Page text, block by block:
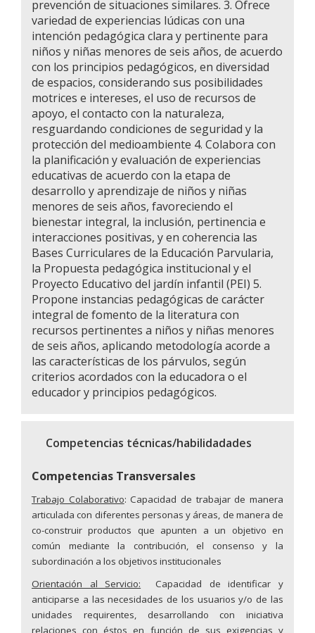
prevención de situaciones similares. 3. Ofrece
variedad de experiencias lúdicas con una
intención pedagógica clara y pertinente para
niños y niñas menores de seis años, de acuerdo
con los principios pedagógicos, en diversidad
de espacios, considerando sus posibilidades
motrices e intereses, el uso de recursos de
apoyo, el contacto con la naturaleza,
resguardando condiciones de seguridad y la
protección del medioambiente 4. Colabora con
la planificación y evaluación de experiencias
educativas de acuerdo con la etapa de
desarrollo y aprendizaje de niños y niñas
menores de seis años, favoreciendo el
bienestar integral, la inclusión, pertinencia e
interacciones positivas, y en coherencia las
Bases Curriculares de la Educación Parvularia,
la Propuesta pedagógica institucional y el
Proyecto Educativo del jardín infantil (PEI) 5.
Propone instancias pedagógicas de carácter
integral de fomento de la literatura con
recursos pertinentes a niños y niñas menores
de seis años, aplicando metodología acorde a
las características de los párvulos, según
criterios acordados con la educadora o el
educador y principios pedagógicos.
Competencias técnicas/habilidadades
Competencias Transversales
Trabajo Colaborativo: Capacidad de trabajar de manera
articulada con diferentes personas y áreas, de manera de
co-construir productos que apunten a un objetivo en
común mediante la contribución, el consenso y la
subordinación a los objetivos institucionales
Orientación al Servicio:
Capacidad de identificar y
anticiparse a las necesidades de los usuarios y/o de las
unidades requirentes, desarrollando con iniciativa
relaciones con éstos en función de sus exigencias y